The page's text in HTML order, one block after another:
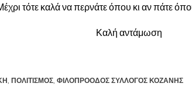
τότε καλά να περνάτε όπου κι αν πάτε
Καλή αντάμωση
ΠΟΛΙΤΙΣΜΌΣ, ΦΙΛΟΠΡΌΟΔΟΣ ΣΎΛΛΟΓΟΣ ΚΟΖΆΝΗΣ